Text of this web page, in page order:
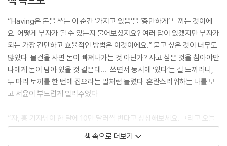
“Having은 돈을 쓰는 이 순간 ‘가지고 있음’을 ‘충만하게’ 느끼는 것이에
요. 어떻게 부자가 될 수 있는지 물어보셨지요? 여러 답이 있겠지만 부자가
되는 가장 간단하고 효율적인 방법은 이것이에요.” 묻고 싶은 것이 너무도
많았다. 물건을 사면 돈이 빠져나가는 것 아닌가? 사고 싶은 것을 참아야만
나에게 돈이 남아 있을 것 같은데…. 쓰면서 동시에 ‘있다’는 걸 느끼라니,
두 마리 토끼를 한 번에 잡으라는 말처럼 들렸다. 혼란스러워하는 나를 보
고 서윤이 부드럽게 일러주었다.
“자, 홍 기자님이 한 달에 10만 달러씩 번다고 상상해보세요. 그리고 오늘
다시 이 휴대전화를 산다고 해보죠. 이번에도 같은 기분일까요?” 눈을 감
고 통장에 거액이 찍히는 장면을 그려보았다. 그 즉시 짜릿한 쾌감이 온몸
책 속으로 더보기